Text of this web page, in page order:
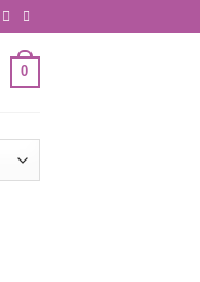
0